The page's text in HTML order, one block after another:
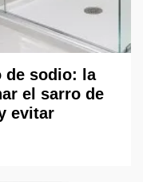
de sodio: la
el sarro de
evitar